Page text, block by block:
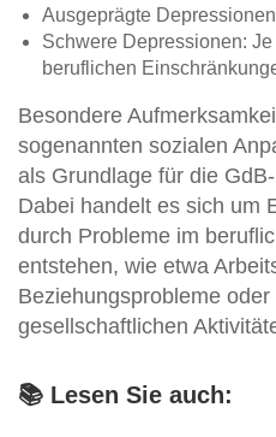
Ausgeprägte
Schwere Depressionen:
beruflichen
Besondere
sogenannten sozialen
als Grundlage für die
Dabei handelt es sich um
durch Probleme im
entstehen, wie etwa
Beziehungsprobleme
gesellschaftlichen
📚 Lesen Sie auch: